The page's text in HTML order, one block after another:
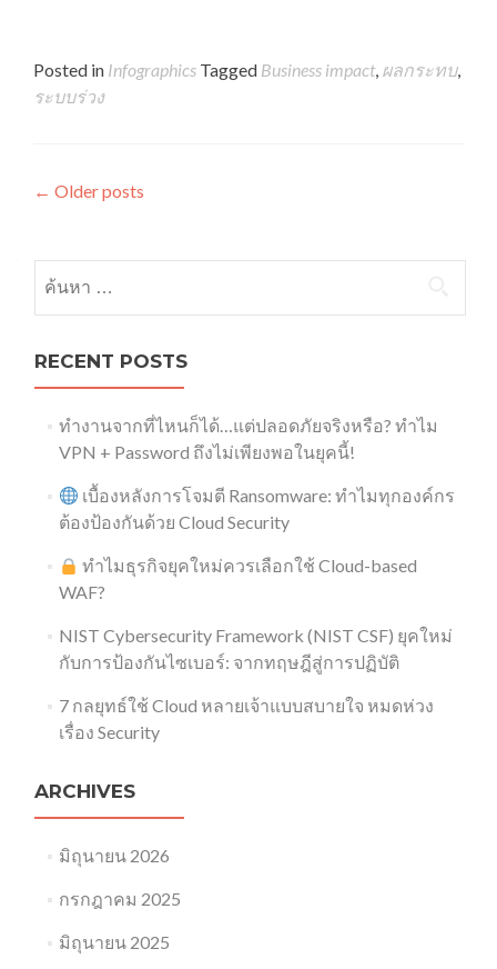
Posted in Infographics Tagged Business impact, ผลกระทบ,
ระบบร่วง
← Older posts
ค้นหาสำหรับ:
RECENT POSTS
ทำงานจากที่ไหนก็ได้…แต่ปลอดภัยจริงหรือ? ทำไม
VPN + Password ถึงไม่เพียงพอในยุคนี้!
เบื้องหลังการโจมตี Ransomware: ทำไมทุกองค์กร
ต้องป้องกันด้วย Cloud Security
ทำไมธุรกิจยุคใหม่ควรเลือกใช้ Cloud-based
WAF?
NIST Cybersecurity Framework (NIST CSF) ยุคใหม่
กับการป้องกันไซเบอร์: จากทฤษฎีสู่การปฏิบัติ
7 กลยุทธ์ใช้ Cloud หลายเจ้าแบบสบายใจ หมดห่วง
เรื่อง Security​
ARCHIVES
มิถุนายน 2026
กรกฎาคม 2025
มิถุนายน 2025